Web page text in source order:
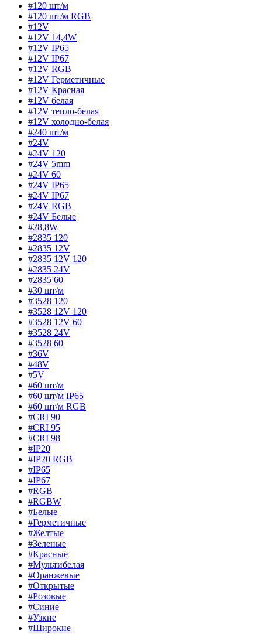
#120 шт/м
#120 шт/м RGB
#12V
#12V 14,4W
#12V IP65
#12V IP67
#12V RGB
#12V Герметичные
#12V Красная
#12V белая
#12V тепло-белая
#12V холодно-белая
#240 шт/м
#24V
#24V 120
#24V 5mm
#24V 60
#24V IP65
#24V IP67
#24V RGB
#24V Белые
#28,8W
#2835 120
#2835 12V
#2835 12V 120
#2835 24V
#2835 60
#30 шт/м
#3528 120
#3528 12V 120
#3528 12V 60
#3528 24V
#3528 60
#36V
#48V
#5V
#60 шт/м
#60 шт/м IP65
#60 шт/м RGB
#CRI 90
#CRI 95
#CRI 98
#IP20
#IP20 RGB
#IP65
#IP67
#RGB
#RGBW
#Белые
#Герметичные
#Желтые
#Зеленые
#Красные
#Мультибелая
#Оранжевые
#Открытые
#Розовые
#Синие
#Узкие
#Широкие